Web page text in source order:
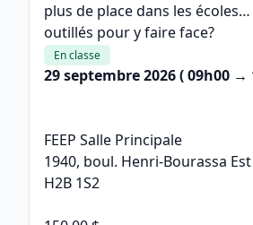
plus de place dans les écoles…
outillés pour y faire face?
En classe
29 septembre 2026( 09h00 →
FEEP Salle Principale
1940, boul. Henri-Bourassa
H2B 1S2